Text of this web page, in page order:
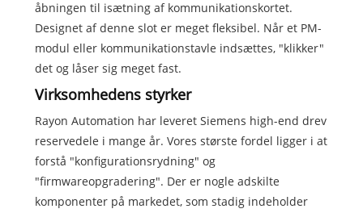
åbningen til isætning af kommunikationskortet.
Designet af denne slot er meget fleksibel. Når et PM-
modul eller kommunikationstavle indsættes, "klikker"
det og låser sig meget fast.
Virksomhedens styrker
Rayon Automation har leveret Siemens high-end drev
reservedele i mange år. Vores største fordel ligger i at
forstå "konfigurationsrydning" og
"firmwareopgradering". Der er nogle adskilte
komponenter på markedet, som stadig indeholder